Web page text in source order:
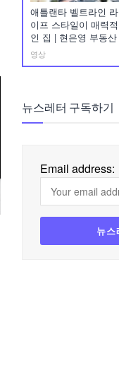
애틀랜타 벨트라인 라
이프 스타일이 매력적
인 집 | 현은영 부동산
영상
뉴스레터 구독하기
Email address: